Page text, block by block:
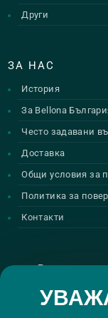
Други
ЗА НАС
История
За Bellona
Често задавани
Доставка
Общи условия за
Политика за
Контакти